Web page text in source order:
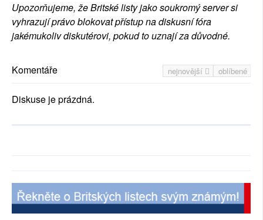
Upozorňujeme, že Britské listy jako soukromý server si
vyhrazují právo blokovat přístup na diskusní fóra
jakémukoliv diskutérovi, pokud to uznají za důvodné.
nejnovější oblíbené
Komentáře
Diskuse je prázdná.